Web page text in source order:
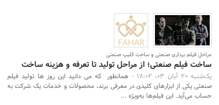
مراحل فیلم برداری صنعتی و ساخت کلیپ صنعتی
ساخت فیلم صنعتی؛ از مراحل تولید تا تعرفه و هزینه ساخت
یک‌شنبه 20 آبان 03، 18:02 -
همانطور که می دانید این روز ها تولید فیلم
صنعتی یکی از ابزارهای کلیدی در معرفی برند، محصولات و خدمات یک شرکت به
حساب می‌آید. این فیلم‌ها به‌ویژه ...